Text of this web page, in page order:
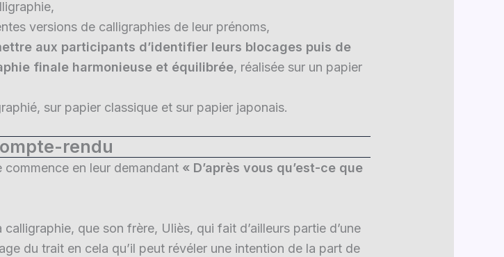
versions de calligraphies de leur prénoms,
aux participants d’identifier leurs blocages puis de
finale harmonieuse et équilibrée, réalisée sur un papier
sur papier classique et sur papier japonais.
rendu
en leur demandant « D’après vous qu’est-ce que
que son frère, Uliès, qui fait d’ailleurs partie d’une
du trait en cela qu’il peut révéler une intention de la part de